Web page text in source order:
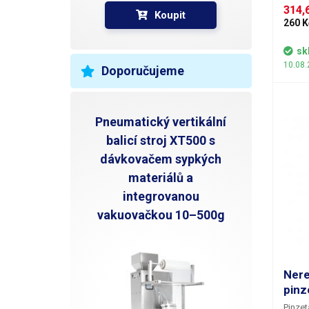
Koupit
Doporučujeme
Pneumatický vertikální
balicí stroj XT500 s
dávkovačem sypkých
materiálů a
integrovanou
vakuovačkou 10–500g
260